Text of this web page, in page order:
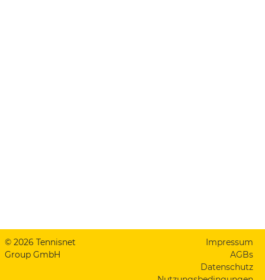
© 2026 Tennisnet
Group GmbH
Impressum
AGBs
Datenschutz